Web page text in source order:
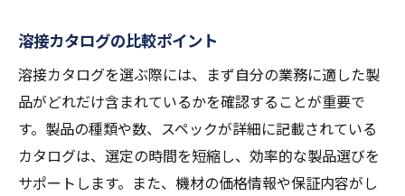
溶接環境に適したカタログ選びの重要性
カタログの選定における失敗例とその対策
業界標準を満たすカタログの探し方
カタログの選定プロセスとその実行法
溶接技術者が知っておきたいカタログ活用法
溶接カタログの比較ポイント
溶接カタログを選ぶ際には、まず自分の業務に適した製
品がどれだけ含まれているかを確認することが重要で
す。製品の種類や数、スペックが詳細に記載されている
カタログは、選定の時間を短縮し、効率的な製品選びを
サポートします。また、機材の価格情報や保証内容がし